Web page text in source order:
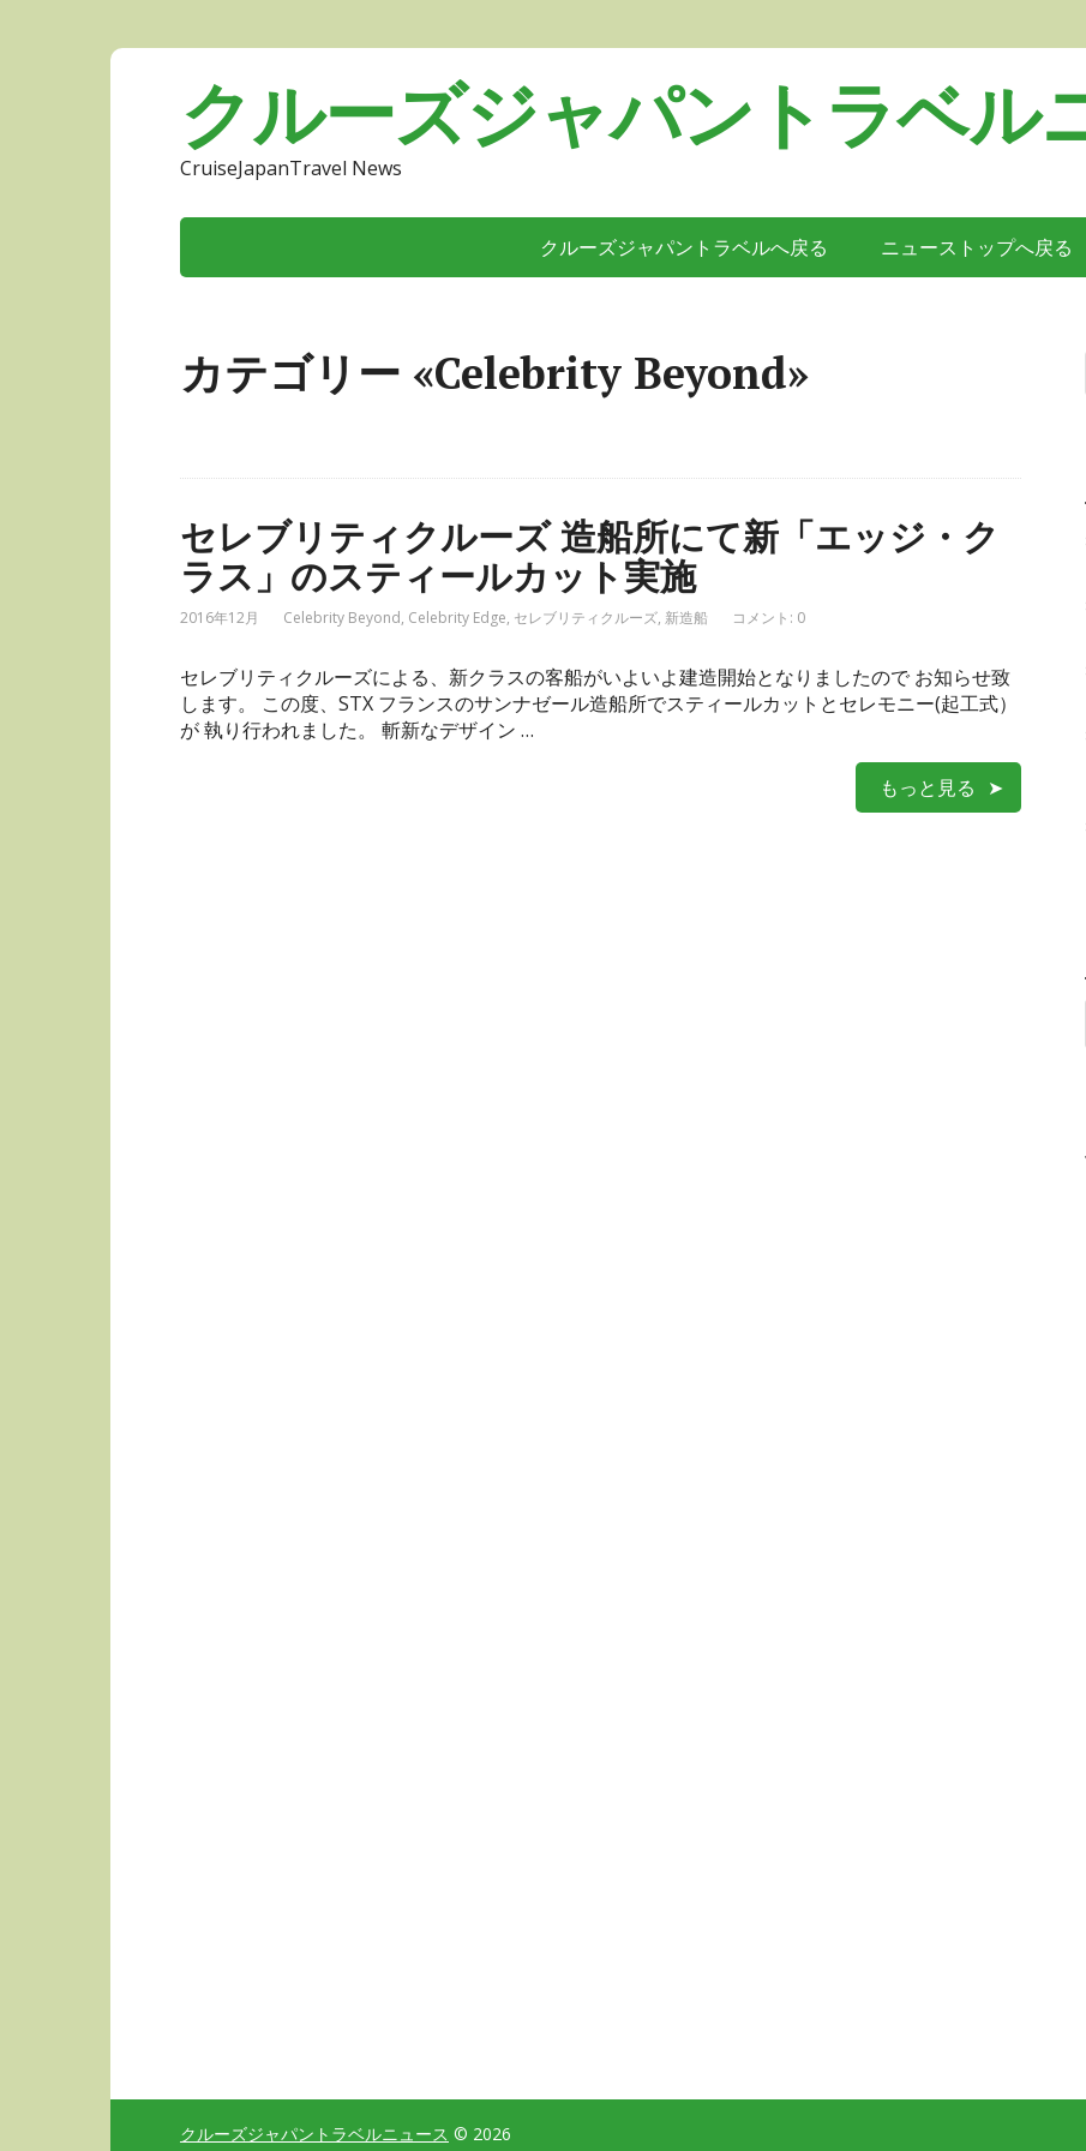
クルーズジャパントラベル
CruiseJapanTravel News
クルーズジャパントラベルへ戻る ニューストップへ戻る
カテゴリー «Celebrity Beyond»
セレブリティクルーズ 造船所にて新「エッジ・ク
ラス」のスティールカット実施
2016年12月 Celebrity Beyond, Celebrity Edge, セレブリティクルーズ, 新造船 コメント: 0
セレブリティクルーズによる、新クラスの客船がいよいよ建造開始となりましたので お知らせ致
します。 この度、STX フランスのサンナゼール造船所でスティールカットとセレモニー(起工式）
が 執り行われました。 斬新なデザイン …
もっと見る
クルーズジャパントラベルニュース © 2026